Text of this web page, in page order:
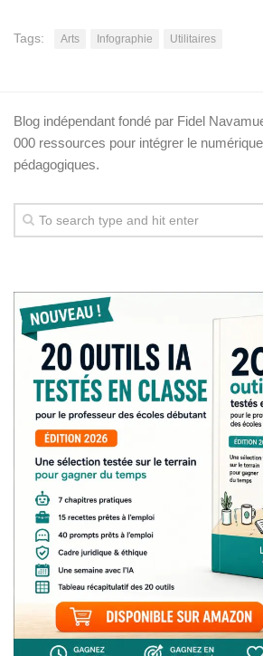
Tags: Arts Infographie Utilitaires
Blog indépendant fondé par Fidel
000 ressources pour intégrer le
pédagogiques.